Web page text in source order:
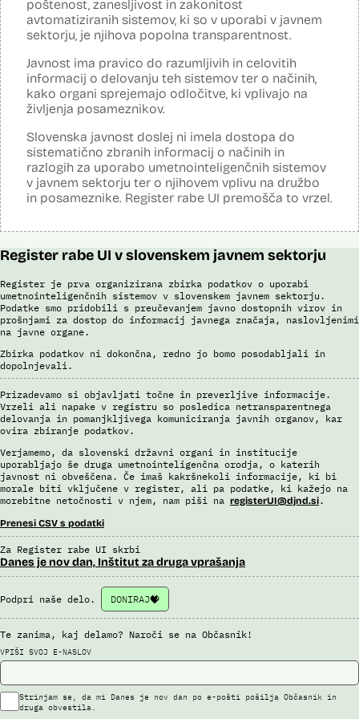
vozovnic, Evidence policije, Schengenskega informacijskega sistema,
Interpola.
Brošura 60 let informacijsko telekomunikacijskega sistema policije
Odgovor na zahtevek za informacije javnega značaja
Viri:
Brošura 60 let informacijsko telekomunikacijskega sistema policije
Odgovor na zahtevo za dostop do informacij javnega značaja
Posodobljeno: 3. december 2024
Sistem uporablja algoritme za izdelavo in iskanje biometričnih
razpoznavnih znakov podjetja Neurotechnology (tehnologija
VeriLook). Vsebuje dva spletna servisa, ki sta integrirana v obstoječo
Evidenco fotografiranih oseb policije: prvi je namenjen označevanju
osebnih razpoznavnih znakov, drugi primerjanju fotografij obraza
neznane (iskane) osebe z množico znanih oseb v Evidenci
fotografiranih oseb policije. Aplikacija pripravi rangiran seznam oseb
po podobnostih obraza. V foto album za prepoznavo oseb lahko
uporabnik izbere samo tiste fotografije, ki v podobnosti dosežejo
dovolj visok prag ujemanja. Končno identifikacijo osebe mora
strokovnjak za primerjavo obraznih značilnosti opraviti ročno.
Sistem uporablja sledeče podatke: Evidenca fotografiranih oseb
policije (del informacijsko telekomunikacijskega sistema policije
Viri:
Brošura 60 let informacijsko telekomunikacijskega sistema policije
Spletno mesto podjetja Neurotechnology, podstran VeriLook
Poročilo Automating Society report 2020 za Slovenijo
Odgovor na zahtevo za dostop do informacij javnega značaja
Dokument Povabilo k oddaji ponudbe
poštenost, zanesljivost in zakonitost
avtomatiziranih sistemov, ki so v uporabi v javnem
sektorju, je njihova popolna transparentnost.
Javnost ima pravico do razumljivih in celovitih
informacij o delovanju teh sistemov ter o načinih,
kako organi sprejemajo odločitve, ki vplivajo na
življenja posameznikov.
Slovenska javnost doslej ni imela dostopa do
sistematično zbranih informacij o načinih in
razlogih za uporabo umetnointeligenčnih sistemov
v javnem sektorju ter o njihovem vplivu na družbo
in posameznike. Register rabe UI premošča to vrzel.
Register rabe UI v slovenskem javnem sektorju
Register je prva organizirana zbirka podatkov o uporabi
umetnointeligenčnih sistemov v slovenskem javnem sektorju.
Podatke smo pridobili s preučevanjem javno dostopnih virov in
prošnjami za dostop do informacij javnega značaja, naslovljenimi
na javne organe.
Zbirka podatkov ni dokončna, redno jo bomo posodabljali in
dopolnjevali.
Prizadevamo si objavljati točne in preverljive informacije.
Vrzeli ali napake v registru so posledica netransparentnega
delovanja in pomanjkljivega komuniciranja javnih organov, kar
ovira zbiranje podatkov.
Verjamemo, da slovenski državni organi in institucije
uporabljajo še druga umetnointeligenčna orodja, o katerih
javnost ni obveščena. Če imaš kakršnekoli informacije, ki bi
morale biti vključene v register, ali pa podatke, ki kažejo na
morebitne netočnosti v njem, nam piši na registerUI@djnd.si.
Prenesi CSV s podatki
Za Register rabe UI skrbi
Danes je nov dan, Inštitut za druga vprašanja
Podpri naše delo. DONIRAJ
Te zanima, kaj delamo? Naroči se na Občasnik!
VPIŠI SVOJ E-NASLOV
Strinjam se, da mi Danes je nov dan po e-pošti pošilja Občasnik in
druga obvestila.